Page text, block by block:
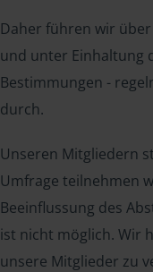
Daher führen wir
und unter Einhaltung
Bestimmungen -
durch.
Unseren Mitgliedern
Umfrage teilnehmen
Beeinflussung des
ist nicht möglich. Wir
unsere Mitglieder zu